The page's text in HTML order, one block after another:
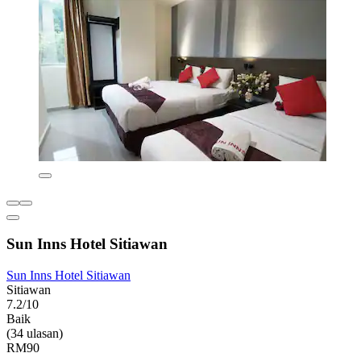
Sun Inns Hotel Sitiawan
Sun Inns Hotel Sitiawan
Sitiawan
7.2/10
Baik
(34 ulasan)
RM90